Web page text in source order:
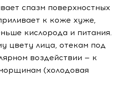
спазм поверхностных
к коже хуже,
кислорода и питания.
цвету лица, отекам под
воздействии — к
(холодовая